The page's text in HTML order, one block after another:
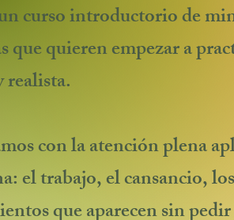
curso introductorio de
que quieren empezar a
realista.
con la atención plena
el trabajo, el cansancio,
que aparecen sin